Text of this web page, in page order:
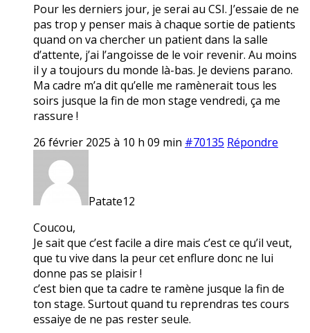
Pour les derniers jour, je serai au CSI. J’essaie de ne
pas trop y penser mais à chaque sortie de patients
quand on va chercher un patient dans la salle
d’attente, j’ai l’angoisse de le voir revenir. Au moins
il y a toujours du monde là-bas. Je deviens parano.
Ma cadre m’a dit qu’elle me ramènerait tous les
soirs jusque la fin de mon stage vendredi, ça me
rassure !
26 février 2025 à 10 h 09 min #70135 Répondre
Patate12
Coucou,
Je sait que c’est facile a dire mais c’est ce qu’il veut,
que tu vive dans la peur cet enflure donc ne lui
donne pas se plaisir !
c’est bien que ta cadre te ramène jusque la fin de
ton stage. Surtout quand tu reprendras tes cours
essaiye de ne pas rester seule.